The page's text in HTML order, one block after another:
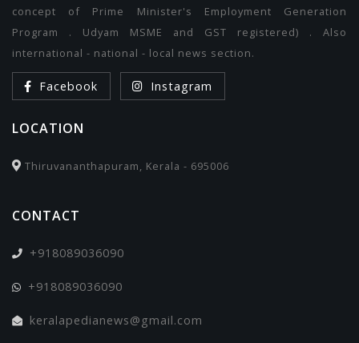
concept of Prime Minister's Employment Generation
Program . Udyam MSME and GST registered) . Also
international - national - local news section.
Facebook Instagram
LOCATION
Thiruvananthapuram, Kerala - 695006
CONTACT
+918089036090
+918089036090
keralapedianews@gmail.com